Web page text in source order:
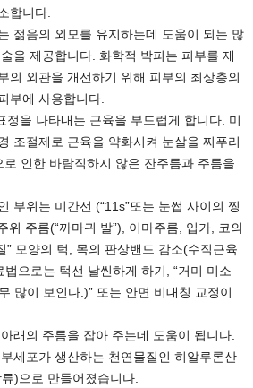
합니다.
젊음의 외모를 유지하는데 도움이 되는 많
을 제공합니다. 화학적 박피는 피부를 재
의 외관을 개선하기 위해 피부의 최상층의
부에 사용합니다.
정을 나타내는 근육을 부드럽게 합니다. 미
조절제로 근육을 약화시켜 눈살을 찌푸리
인한 바람직하지 않은 잔주름과 주름을
부위는 미간선 (“11s”또는 눈썹 사이의 찡
위 주름(“까마귀 발”), 이마주름, 입가, 코의
” 모양의 턱, 목의 판상밴드 감소(수직근육
으로는 턱선 날씬하게 하기, “거미 미소
많이 보인다.)” 또는 안면 비대칭 교정이
래의 주름을 잡아 주는데 도움이 됩니다.
세포가 생산하는 천연물질인 히알루론산
)으로 만들어졌습니다.